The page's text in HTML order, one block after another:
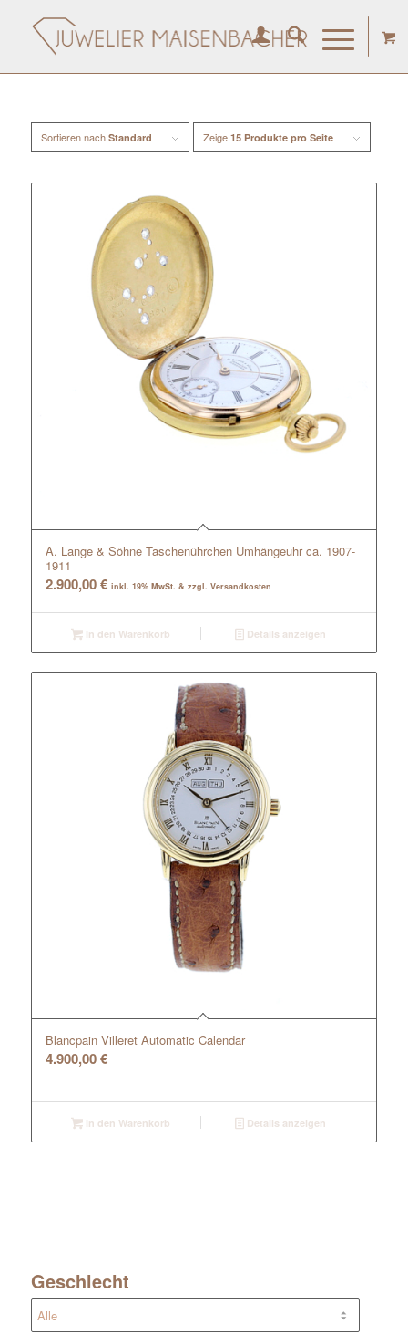
Sortieren nach Standard Zeige 15 Produkte pro Seite
A. Lange & Söhne Taschenührchen Umhängeuhr ca. 1907-
1911
2.900,00€ inkl. 19% MwSt. & zzgl. Versandkosten
In den Warenkorb Details anzeigen
Blancpain Villeret Automatic Calendar
4.900,00€
In den Warenkorb Details anzeigen
Geschlecht